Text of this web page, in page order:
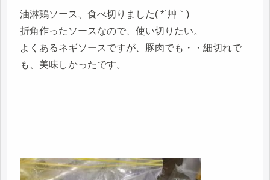
油淋鶏ソース、食べ切りました( *´艸｀)
折角作ったソースなので、使い切りたい。
よくあるネギソースですが、豚肉でも・・細切れで
も、美味しかったです。